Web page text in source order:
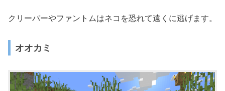
クリーパーやファントムはネコを恐れて遠くに逃げます。
オオカミ